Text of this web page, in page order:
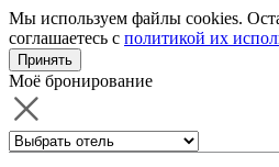
Мы используем файлы cookies.
соглашаетесь с политикой их
Принять
Моё бронирование